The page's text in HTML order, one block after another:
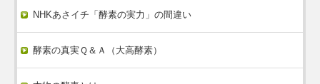
NHKあさイチ「酵素の実力」の間違い
酵素の真実Ｑ＆Ａ（大高酵素）